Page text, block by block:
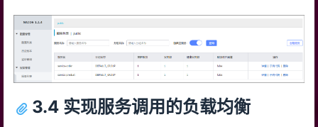
22
23
24
25
27
Product product =
        log.info(
"查询到{}号商品的信息，
        Order order =
new
Order();
        order.setUsername(
"测试用户"
3.4 实现服务调用的负载均衡